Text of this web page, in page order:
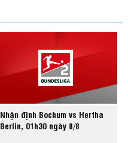
Nhận định Bochum vs Hertha
Berlin, 01h30 ngày 8/8